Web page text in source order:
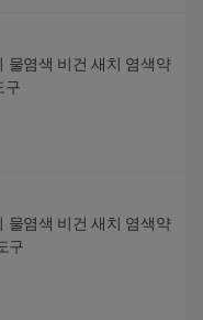
물염색 비건 새치 염색약
구
물염색 비건 새치 염색약
구